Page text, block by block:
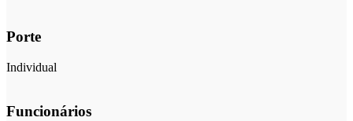
Porte
Individual
Funcionários